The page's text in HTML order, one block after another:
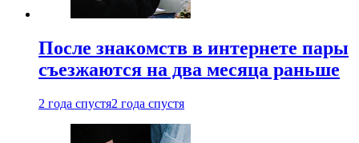
После знакомств в интернете пары
съезжаются на два месяца раньше
2 года спустя2 года спустя